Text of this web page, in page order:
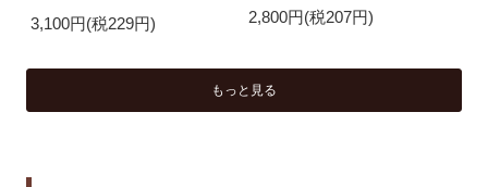
3,100円(税229円)
2,800円(税207円)
もっと見る